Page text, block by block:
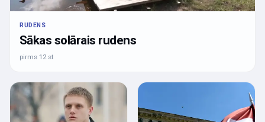
RUDENS
Sākas solārais rudens
pirms 12 st